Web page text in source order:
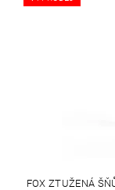
FOX ZTUŽENÁ